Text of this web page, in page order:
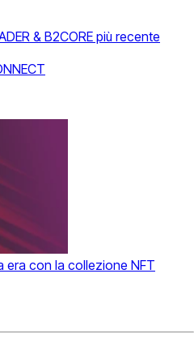
& B2CORE più recente
era con la collezione NFT